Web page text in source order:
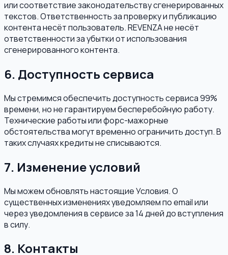
или соответствие законодательству сгенерированных
текстов. Ответственность за проверку и публикацию
контента несёт пользователь. REVENZA не несёт
ответственности за убытки от использования
сгенерированного контента.
6. Доступность сервиса
Мы стремимся обеспечить доступность сервиса 99%
времени, но не гарантируем бесперебойную работу.
Технические работы или форс-мажорные
обстоятельства могут временно ограничить доступ. В
таких случаях кредиты не списываются.
7. Изменение условий
Мы можем обновлять настоящие Условия. О
существенных изменениях уведомляем по email или
через уведомления в сервисе за 14 дней до вступления
в силу.
8. Контакты